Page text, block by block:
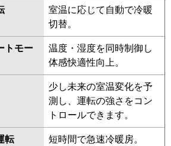
FDTWZ455HK5S-rak
FDTWZ455HK5S
FDTWZ455HK5S-rakuri-na
室温に応じて自動で冷暖
切替。
トモー
温度・湿度を同時制御し
体感快適性向上。
少し未来の室温変化を予
測し、運転の強さをコン
トロールできます。
転 短時間で急速冷暖房。